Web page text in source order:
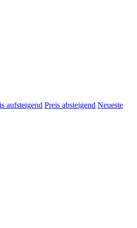
aufsteigend Preis absteigend Neueste